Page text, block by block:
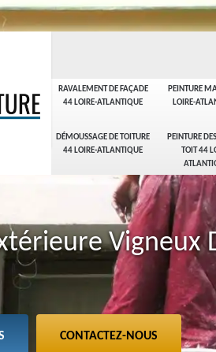
RAVALEMENT DE FAÇADE
44 LOIRE-ATLANTIQUE
PEINTURE
LOIRE-
DÉMOUSSAGE DE TOITURE
44 LOIRE-ATLANTIQUE
PEINTURE
TOIT 44
Vigneux
CONTACTEZ-NOUS